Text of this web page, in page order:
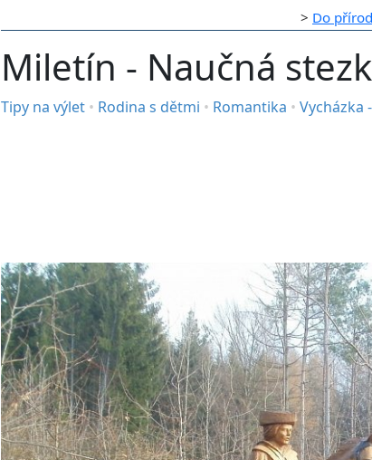
> Do
Miletín - Naučná
Tipy na výlet • Rodina s dětmi • Romantika • Vycházka